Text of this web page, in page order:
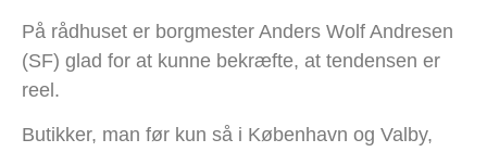
På rådhuset er borgmester Anders Wolf Andresen
(SF) glad for at kunne bekræfte, at tendensen er
reel.
Butikker, man før kun så i København og Valby,